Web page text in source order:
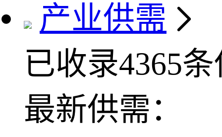
产业供需
已收录4365
最新供需：